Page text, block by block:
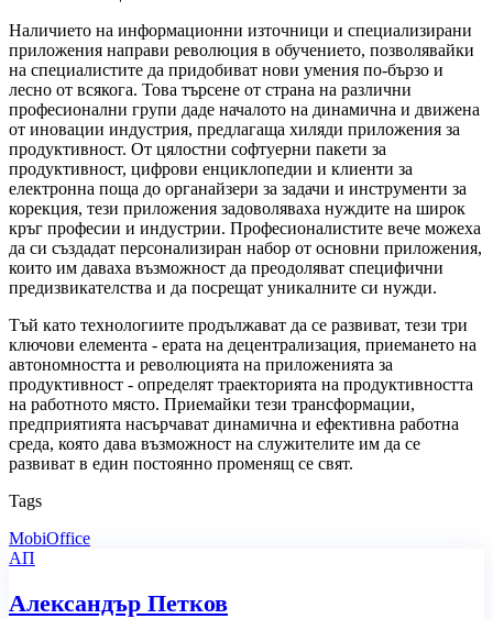
Наличието на информационни източници и специализирани
приложения направи революция в обучението, позволявайки
на специалистите да придобиват нови умения по-бързо и
лесно от всякога. Това търсене от страна на различни
професионални групи даде началото на динамична и движена
от иновации индустрия, предлагаща хиляди приложения за
продуктивност. От цялостни софтуерни пакети за
продуктивност, цифрови енциклопедии и клиенти за
електронна поща до органайзери за задачи и инструменти за
корекция, тези приложения задоволяваха нуждите на широк
кръг професии и индустрии. Професионалистите вече можеха
да си създадат персонализиран набор от основни приложения,
които им даваха възможност да преодоляват специфични
предизвикателства и да посрещат уникалните си нужди.
Тъй като технологиите продължават да се развиват, тези три
ключови елемента - ерата на децентрализация, приемането на
автономността и революцията на приложенията за
продуктивност - определят траекторията на продуктивността
на работното място. Приемайки тези трансформации,
предприятията насърчават динамична и ефективна работна
среда, която дава възможност на служителите им да се
развиват в един постоянно променящ се свят.
Tags
MobiOffice
АП
Александър Петков